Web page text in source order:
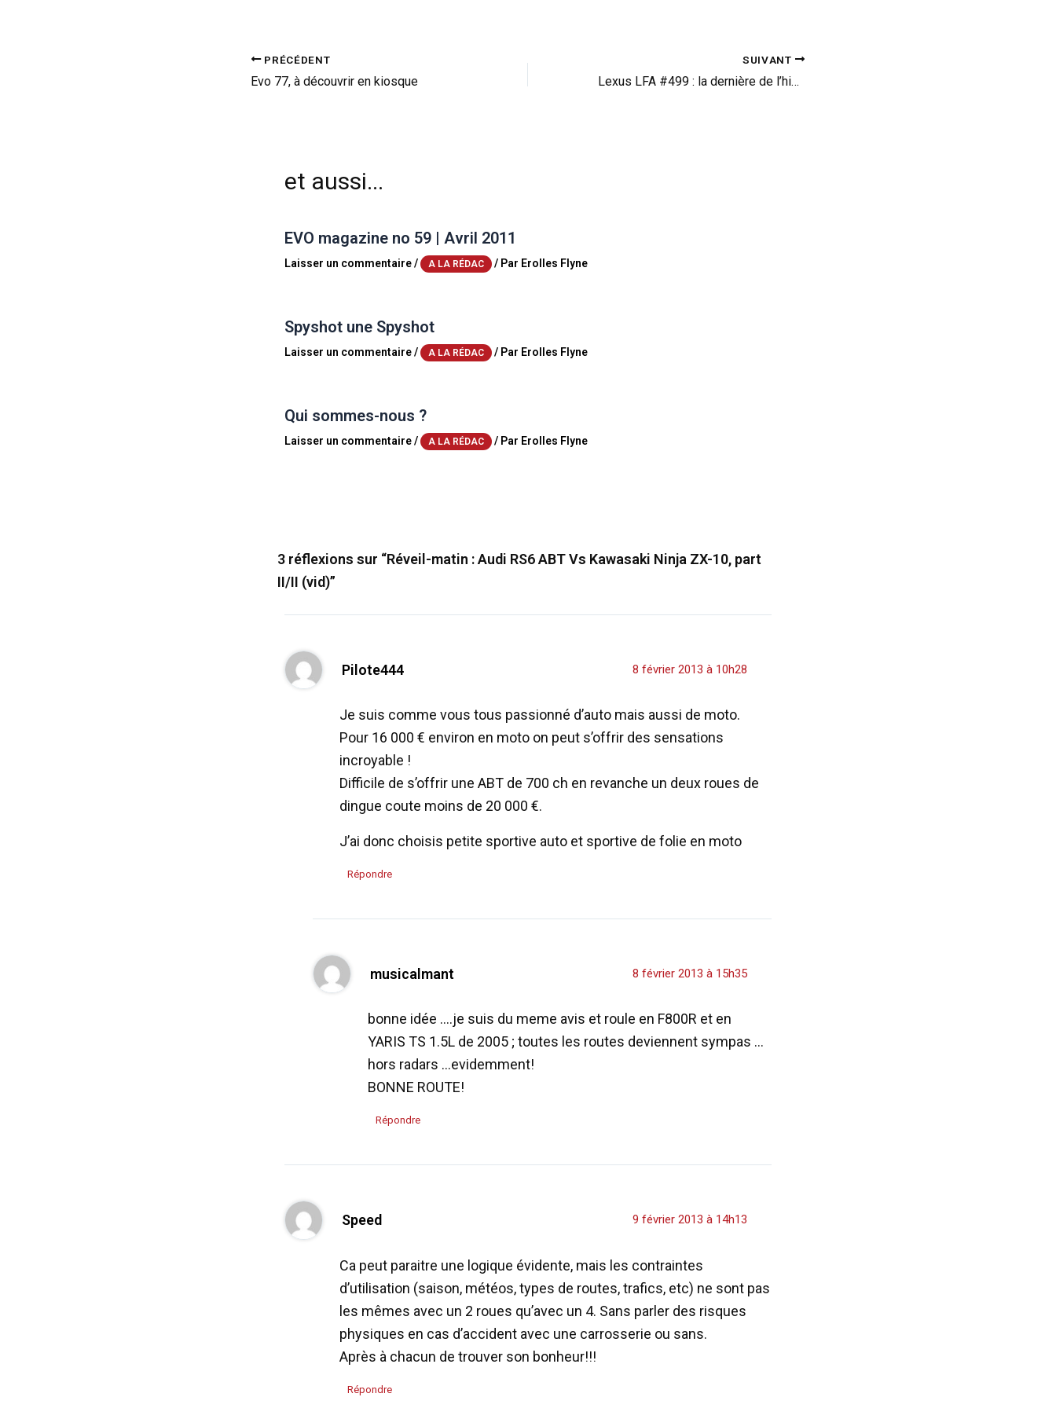
PRÉCÉDENT
Evo 77, à découvrir en kiosque
SUIVANT
Lexus LFA #499 : la dernière de l’histoire
et aussi...
EVO magazine no 59 | Avril 2011
Laisser un commentaire/ A LA RÉDAC / Par Erolles Flyne
Spyshot une Spyshot
Laisser un commentaire/ A LA RÉDAC / Par Erolles Flyne
Qui sommes-nous ?
Laisser un commentaire/ A LA RÉDAC / Par Erolles Flyne
3 réflexions sur “Réveil-matin : Audi RS6 ABT Vs Kawasaki Ninja ZX-10, part
II/II (vid)”
Pilote444 8 février 2013 à 10h28
Je suis comme vous tous passionné d’auto mais aussi de moto.
Pour 16 000 € environ en moto on peut s’offrir des sensations
incroyable !
Difficile de s’offrir une ABT de 700 ch en revanche un deux roues de
dingue coute moins de 20 000 €.
J’ai donc choisis petite sportive auto et sportive de folie en moto
Répondre
musicalmant 8 février 2013 à 15h35
bonne idée ….je suis du meme avis et roule en F800R et en
YARIS TS 1.5L de 2005 ; toutes les routes deviennent sympas …
hors radars …evidemment!
BONNE ROUTE!
Répondre
Speed 9 février 2013 à 14h13
Ca peut paraitre une logique évidente, mais les contraintes
d’utilisation (saison, météos, types de routes, trafics, etc) ne sont pas
les mêmes avec un 2 roues qu’avec un 4. Sans parler des risques
physiques en cas d’accident avec une carrosserie ou sans.
Après à chacun de trouver son bonheur!!!
Répondre